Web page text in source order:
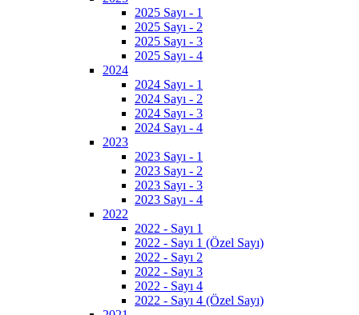
2025 Sayı - 1
2025 Sayı - 2
2025 Sayı - 3
2025 Sayı - 4
2024
2024 Sayı - 1
2024 Sayı - 2
2024 Sayı - 3
2024 Sayı - 4
2023
2023 Sayı - 1
2023 Sayı - 2
2023 Sayı - 3
2023 Sayı - 4
2022
2022 - Sayı 1
2022 - Sayı 1 (Özel Sayı)
2022 - Sayı 2
2022 - Sayı 3
2022 - Sayı 4
2022 - Sayı 4 (Özel Sayı)